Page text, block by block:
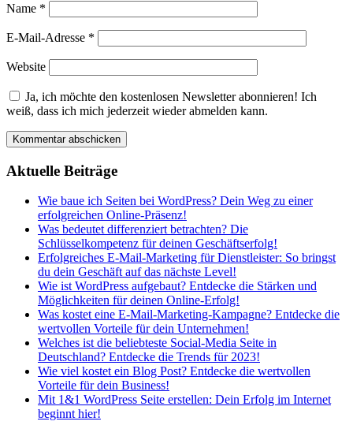
Name *
E-Mail-Adresse *
Website
Ja, ich möchte den kostenlosen Newsletter abonnieren! Ich
weiß, dass ich mich jederzeit wieder abmelden kann.
Aktuelle Beiträge
Wie baue ich Seiten bei WordPress? Dein Weg zu einer
erfolgreichen Online-Präsenz!
Was bedeutet differenziert betrachten? Die
Schlüsselkompetenz für deinen Geschäftserfolg!
Erfolgreiches E-Mail-Marketing für Dienstleister: So bringst
du dein Geschäft auf das nächste Level!
Wie ist WordPress aufgebaut? Entdecke die Stärken und
Möglichkeiten für deinen Online-Erfolg!
Was kostet eine E-Mail-Marketing-Kampagne? Entdecke die
wertvollen Vorteile für dein Unternehmen!
Welches ist die beliebteste Social-Media Seite in
Deutschland? Entdecke die Trends für 2023!
Wie viel kostet ein Blog Post? Entdecke die wertvollen
Vorteile für dein Business!
Mit 1&1 WordPress Seite erstellen: Dein Erfolg im Internet
beginnt hier!